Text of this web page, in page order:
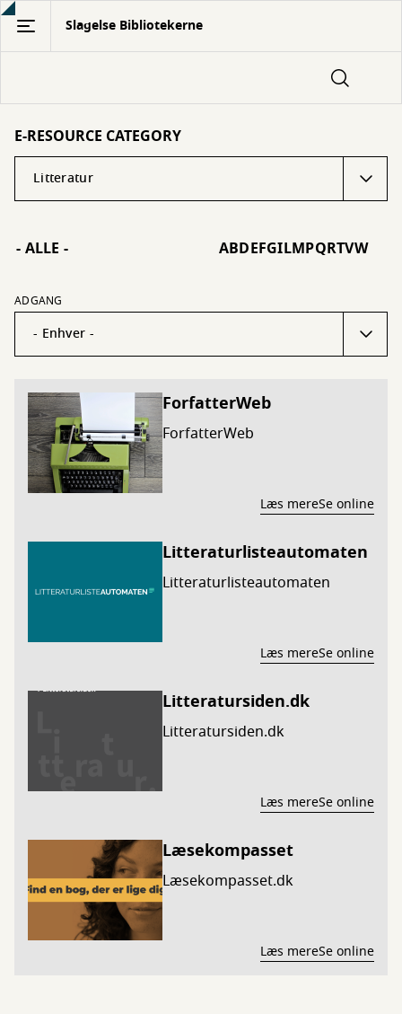
Gå
hovedindhold
Slagelse Bibliotekerne
E-RESOURCE CATEGORY
- ALLE - ABDEFGILMPQRTVW
ADGANG
ForfatterWeb
ForfatterWeb
Læs mereSe online
Litteraturlisteautomaten
Litteraturlisteautomaten
Læs mereSe online
Litteratursiden.dk
Litteratursiden.dk
Læs mereSe online
Læsekompasset
Læsekompasset.dk
Læs mereSe online